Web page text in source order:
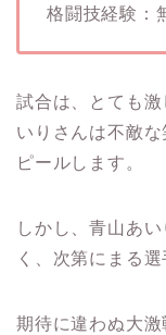
格闘技経験：
試合は、とても
いりさんは不敵
ピールします。
しかし、青山あ
く、次第にまる
期待に違わぬ大激